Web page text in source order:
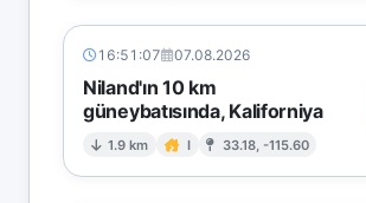
16:51:07 07.08.2026
Niland'ın 10 km
güneybatısında, Kaliforniya
1.9 km I 33.18, -115.60